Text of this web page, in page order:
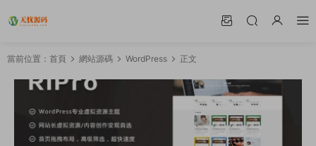
當前位置： 首頁 網站源碼 WordPress 正文